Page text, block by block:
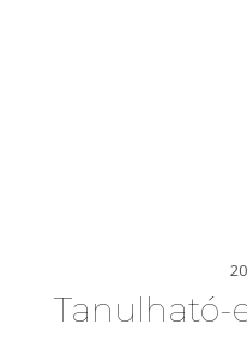
Tanulható-